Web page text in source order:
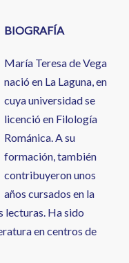
BIOGRAFÍA
María Teresa de Vega
nació en La Laguna, en
cuya universidad se
licenció en Filología
Románica. A su
formación, también
contribuyeron unos
años cursados en la
lecturas. Ha sido
en centros de